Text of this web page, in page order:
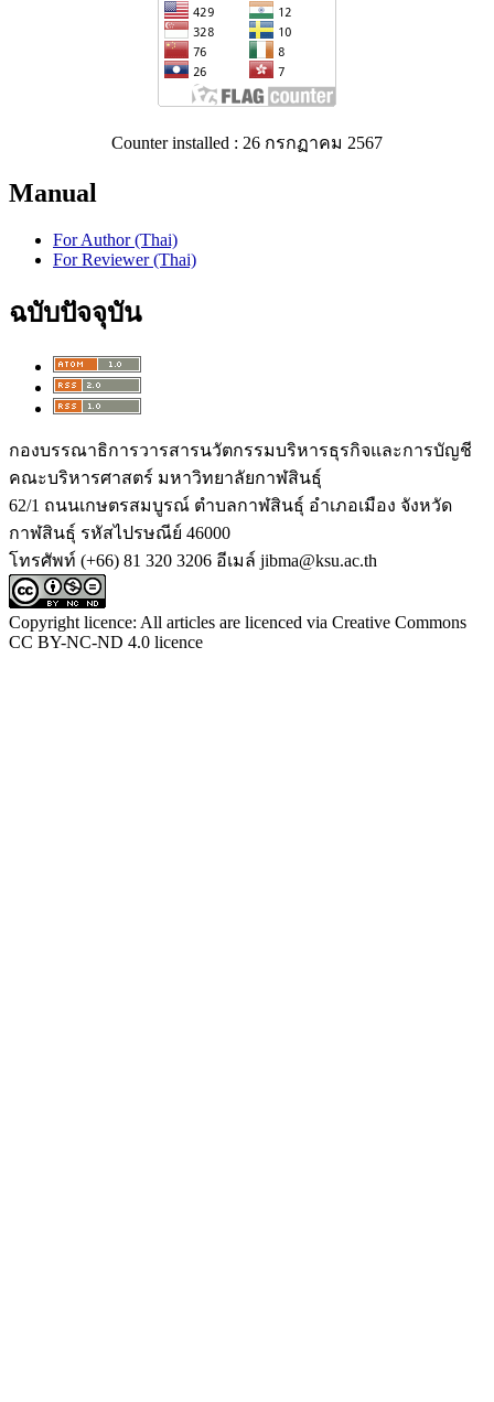
Counter installed : 26 กรกฏาคม 2567
Manual
For Author (Thai)
For Reviewer (Thai)
ฉบับปัจจุบัน
กองบรรณาธิการวารสารนวัตกรรมบริหารธุรกิจและการบัญชี
คณะบริหารศาสตร์ มหาวิทยาลัยกาฬสินธุ์
62/1 ถนนเกษตรสมบูรณ์ ตำบลกาฬสินธุ์ อำเภอเมือง จังหวัด
กาฬสินธุ์ รหัสไปรษณีย์ 46000
โทรศัพท์ (+66) 81 320 3206 อีเมล์ jibma@ksu.ac.th
Copyright licence: All articles are licenced via Creative Commons
CC BY-NC-ND 4.0 licence